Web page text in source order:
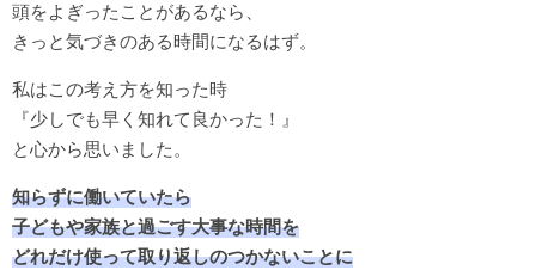
頭をよぎったことがあるなら、
きっと気づきのある時間になるはず。
私はこの考え方を知った時
『少しでも早く知れて良かった！』
と心から思いました。
知らずに働いていたら
子どもや家族と過ごす大事な時間を
どれだけ使って取り返しのつかないことに